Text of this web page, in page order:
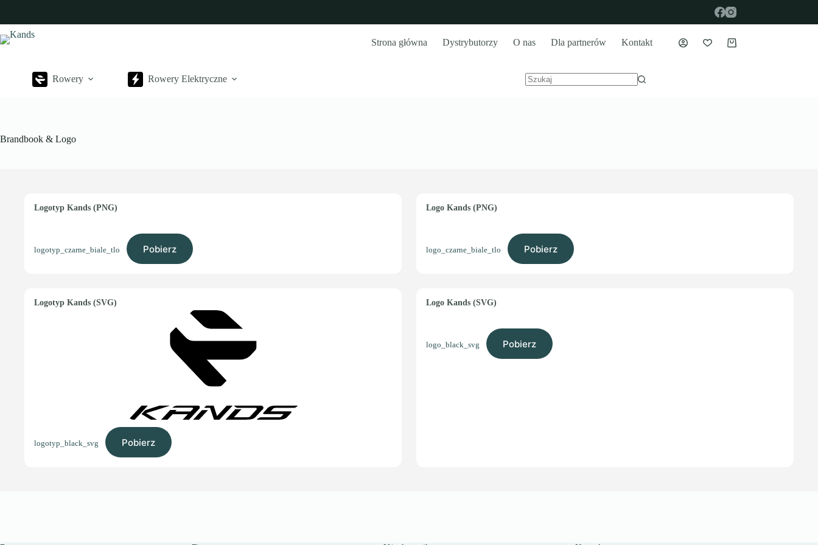
treści
Strona główna
Dystrybutorzy O nas Dla partnerów Kontakt Koszyk
Rowery
Rowery Elektryczne
Brandbook & Logo
Logotyp Kands (PNG)
logotyp_czarne_biale_tlo Pobierz
Logo Kands (PNG)
logo_czarne_biale_tlo Pobierz
Logotyp Kands (SVG)
logotyp_black_svg Pobierz
Logo Kands (SVG)
logo_black_svg Pobierz